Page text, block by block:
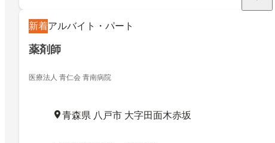
新着アルバイト・パート
薬剤師
医療法人 青仁会 青南病院
青森県 八戸市 大字田面木赤坂